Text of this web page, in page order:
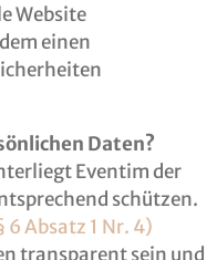
Website
einen
Daten?
Eventim der
schützen.
6 Absatz 1 Nr. 4)
transparent sein und